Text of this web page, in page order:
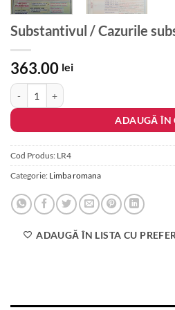
Substantivul / Cazurile
363.00 lei
Cantitate Substantivul / Cazurile
ADAUGĂ ÎN
Cod Produs: LR4
Categorie: Limba romana
ADAUGĂ ÎN LISTA CU